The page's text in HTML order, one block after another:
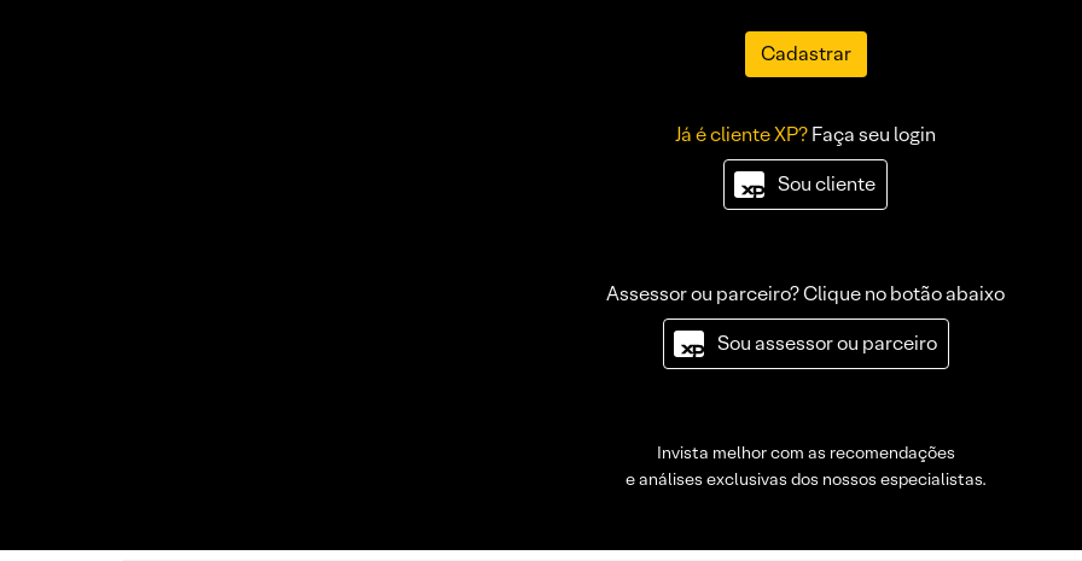
Cadastrar
Já é cliente XP?Faça seu login
Sou cliente
Assessor ou parceiro? Clique no botão abaixo
Sou assessor ou parceiro
Invista melhor com as recomendações
e análises exclusivas dos nossos especialistas.